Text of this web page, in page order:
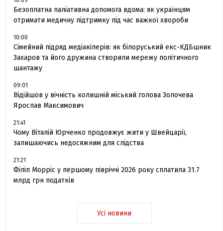
Безоплатна паліативна допомога вдома: як українцям
отримати медичну підтримку під час важкої хвороби
10:00
Сімейний підряд медіакілерів: як білоруський екс-КДБшник
Захаров та його дружина створили мережу політичного
шантажу
09:01
Відійшов у вічність колишній міський голова Золочева
Ярослав Максимович
21:41
Чому Віталій Юрченко продовжує жити у Швейцарії,
залишаючись недосяжним для слідства
21:21
Філіп Морріс у першому півріччі 2026 року сплатила 31.7
млрд грн податків
Усі новини